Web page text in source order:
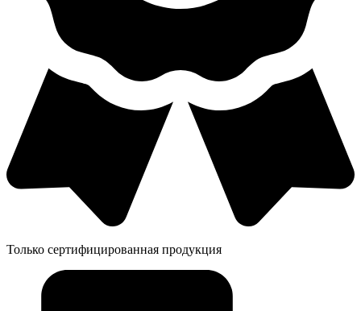
Только сертифицированная продукция